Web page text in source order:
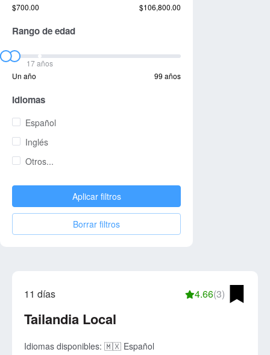
$700.00 $106,800.00
Rango de edad
17 años
Un año
99 años
Idiomas
Español
Inglés
Otros...
Aplicar filtros
Borrar filtros
11 días 4.66(3)
Tailandia Local
Idiomas disponibles: 🇲🇽 Español